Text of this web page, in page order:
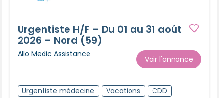
Urgentiste H/F – Du 01 au 31 août
2026 – Nord (59)
Allo Medic Assistance
Voir l'annonce
Urgentiste médecine Vacations
CDD